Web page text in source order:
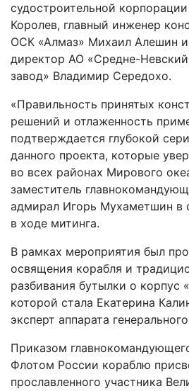
судостроительной
Королев, главный инженер
ОСК «Алмаз» Михаил Алешин и
директор АО «Средне-
завод» Владимир Середохо.
«Правильность принятых
решений и отлаженность
подтверждается глубокой
данного проекта, которые
во всех районах Мирового
заместитель
адмирал Игорь Мухаметшин в
в ходе митинга.
В рамках мероприятия был
освящения корабля и
разбивания бутылки о корпус
которой стала Екатерина
эксперт аппарата
Приказом
Флотом России кораблю
прославленного участника